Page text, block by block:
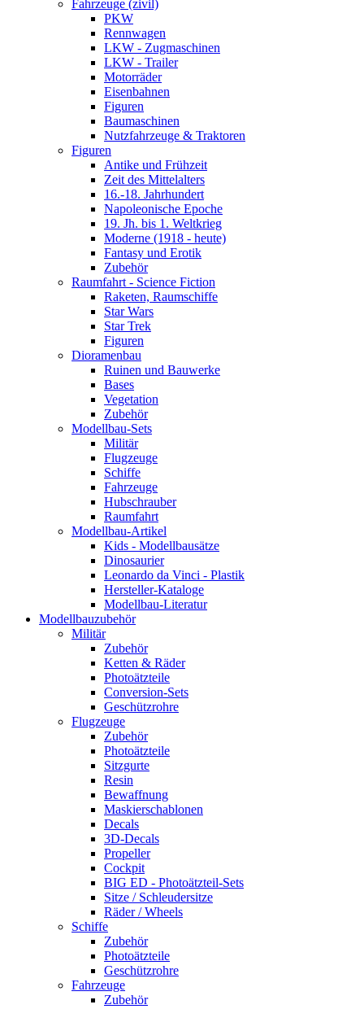
Fahrzeuge (zivil)
PKW
Rennwagen
LKW - Zugmaschinen
LKW - Trailer
Motorräder
Eisenbahnen
Figuren
Baumaschinen
Nutzfahrzeuge & Traktoren
Figuren
Antike und Frühzeit
Zeit des Mittelalters
16.-18. Jahrhundert
Napoleonische Epoche
19. Jh. bis 1. Weltkrieg
Moderne (1918 - heute)
Fantasy und Erotik
Zubehör
Raumfahrt - Science Fiction
Raketen, Raumschiffe
Star Wars
Star Trek
Figuren
Dioramenbau
Ruinen und Bauwerke
Bases
Vegetation
Zubehör
Modellbau-Sets
Militär
Flugzeuge
Schiffe
Fahrzeuge
Hubschrauber
Raumfahrt
Modellbau-Artikel
Kids - Modellbausätze
Dinosaurier
Leonardo da Vinci - Plastik
Hersteller-Kataloge
Modellbau-Literatur
Modellbauzubehör
Militär
Zubehör
Ketten & Räder
Photoätzteile
Conversion-Sets
Geschützrohre
Flugzeuge
Zubehör
Photoätzteile
Sitzgurte
Resin
Bewaffnung
Maskierschablonen
Decals
3D-Decals
Propeller
Cockpit
BIG ED - Photoätzteil-Sets
Sitze / Schleudersitze
Räder / Wheels
Schiffe
Zubehör
Photoätzteile
Geschützrohre
Fahrzeuge
Zubehör